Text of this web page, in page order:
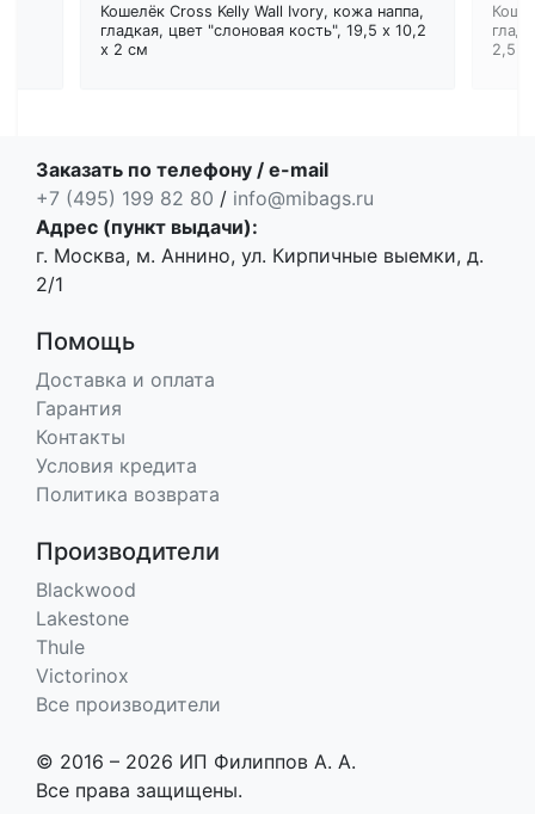
Кошелёк Cross Kelly Wall Ivory, кожа наппа,
гладкая, цвет "слоновая кость", 19,5 x 10,2
x 2 см
2,5
Заказать по телефону / e-mail
+7 (495) 199 82 80 / info@mibags.ru
Адрес (пункт выдачи):
г. Москва, м. Аннино, ул. Кирпичные выемки, д.
2/1
Помощь
Доставка и оплата
Гарантия
Контакты
Условия кредита
Политика возврата
Производители
Blackwood
Lakestone
Thule
Victorinox
Все производители
© 2016 – 2026 ИП Филиппов А. А.
Все права защищены.